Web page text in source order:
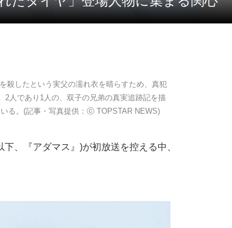
殺したという実父の濡れ衣を晴らすため、真犯
2人であり1人の、双子の兄弟の真実追跡記を描
る。(記事・写真提供：ⓒ TOPSTAR NEWS)
、『アダマス』)が初放送を控える中、